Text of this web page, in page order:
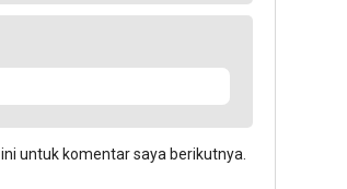
untuk komentar saya berikutnya.